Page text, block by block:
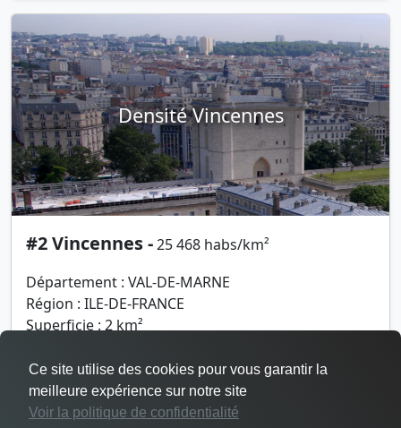
Densité Vincennes
#2 Vincennes -25 468 habs/km²
Département : VAL-DE-MARNE
Région : ILE-DE-FRANCE
Superficie : 2 km²
Ce site utilise des cookies pour vous garantir la
meilleure expérience sur notre site
Voir la politique de confidentialité